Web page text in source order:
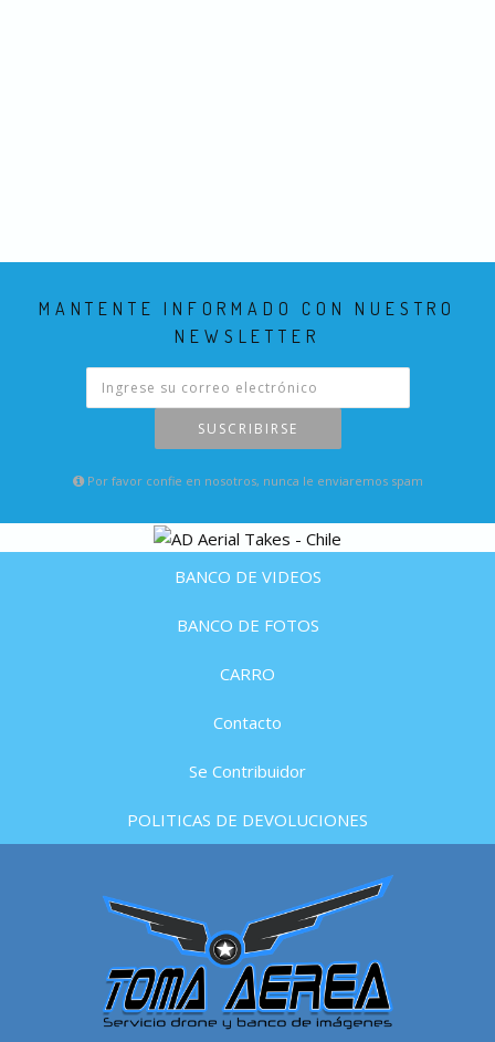
MANTENTE INFORMADO CON NUESTRO
NEWSLETTER
SUSCRIBIRSE
Por favor confie en nosotros, nunca le enviaremos spam
BANCO DE VIDEOS
BANCO DE FOTOS
CARRO
Contacto
Se Contribuidor
POLITICAS DE DEVOLUCIONES